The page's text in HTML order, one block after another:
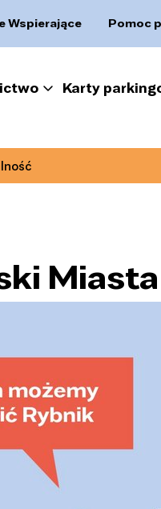
Wspierające Pomoc
Karty